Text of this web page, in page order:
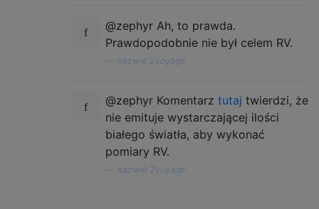
@zephyr Ah, to prawda.
Prawdopodobnie nie był celem RV.
nazwie 2voyage
@zephyr Komentarz tutaj twierdzi, że
nie emituje wystarczającej ilości
białego światła, aby wykonać
pomiary RV.
nazwie 2voyage